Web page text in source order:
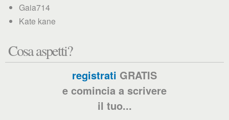
Gaia714
Kate kane
Cosa aspetti?
registrati GRATIS
e comincia a scrivere
il tuo...